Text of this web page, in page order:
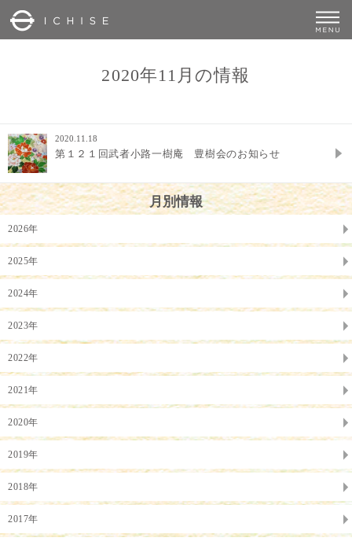
2020年11月の情報
2020.11.18
第１２１回武者小路一樹庵 豊樹会のお知らせ
月別情報
2026年
2025年
2024年
2023年
2022年
2021年
2020年
2019年
2018年
2017年